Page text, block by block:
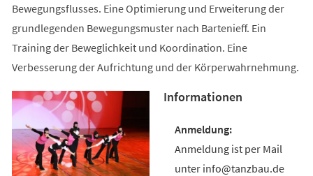
Bewegungsflusses. Eine Optimierung und Erweiterung der
grundlegenden Bewegungsmuster nach Bartenieff. Ein
Training der Beweglichkeit und Koordination. Eine
Verbesserung der Aufrichtung und der Körperwahrnehmung.
Informationen
Anmeldung ist per Mail
unter info@tanzbau.de